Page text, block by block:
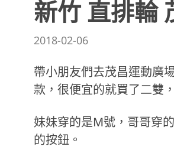
新竹 直排輪
2018-02-06
帶小朋友們去茂昌運動廣
款，很便宜的就買了二雙
妹妹穿的是M號，哥哥穿
的按鈕。